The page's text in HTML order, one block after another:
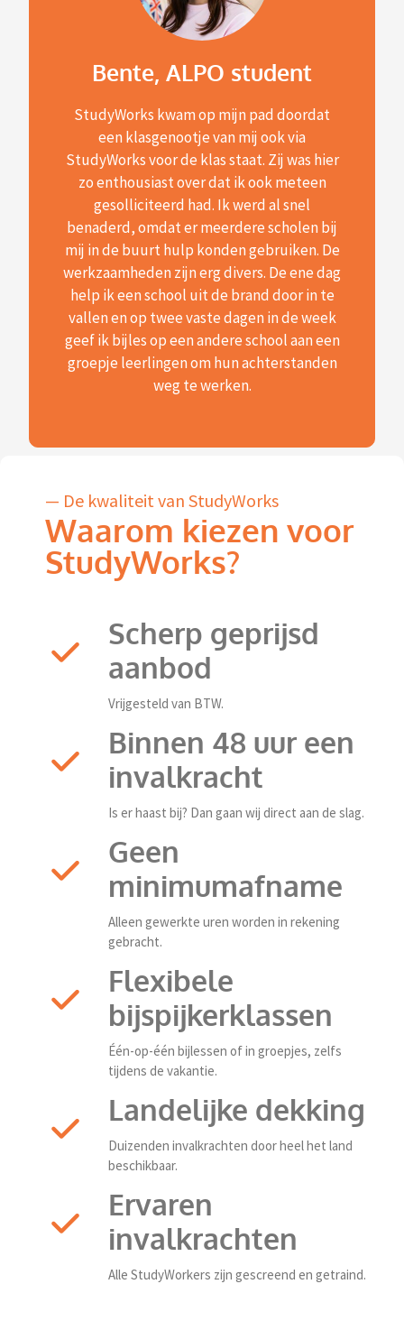
Bente, ALPO student
StudyWorks kwam op mijn pad doordat
een klasgenootje van mij ook via
StudyWorks voor de klas staat. Zij was hier
zo enthousiast over dat ik ook meteen
gesolliciteerd had. Ik werd al snel
benaderd, omdat er meerdere scholen bij
mij in de buurt hulp konden gebruiken. De
werkzaamheden zijn erg divers. De ene dag
help ik een school uit de brand door in te
vallen en op twee vaste dagen in de week
geef ik bijles op een andere school aan een
groepje leerlingen om hun achterstanden
weg te werken.
— De kwaliteit van StudyWorks
Waarom kiezen voor
StudyWorks?
Scherp geprijsd
aanbod
Vrijgesteld van BTW.
Binnen 48 uur een
invalkracht
Is er haast bij? Dan gaan wij direct aan de slag.
Geen
minimumafname
Alleen gewerkte uren worden in rekening
gebracht.
Flexibele
bijspijkerklassen
Één-op-één bijlessen of in groepjes, zelfs
tijdens de vakantie.
Landelijke dekking
Duizenden invalkrachten door heel het land
beschikbaar.
Ervaren
invalkrachten
Alle StudyWorkers zijn gescreend en getraind.